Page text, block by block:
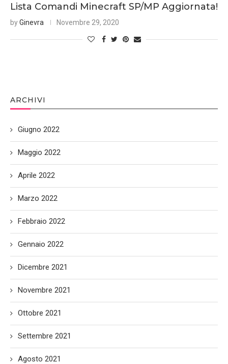
Lista Comandi Minecraft SP/MP Aggiornata!
byGinevra Novembre 29, 2020
ARCHIVI
Giugno 2022
Maggio 2022
Aprile 2022
Marzo 2022
Febbraio 2022
Gennaio 2022
Dicembre 2021
Novembre 2021
Ottobre 2021
Settembre 2021
Agosto 2021